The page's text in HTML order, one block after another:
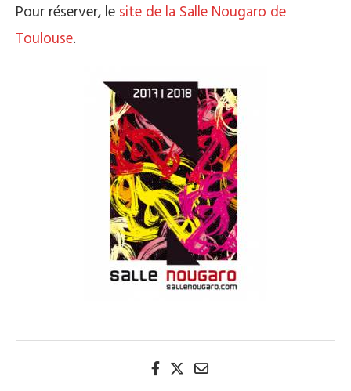
Pour réserver, le site de la Salle Nougaro de
Toulouse.